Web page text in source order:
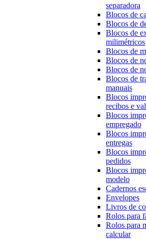
separadora
Blocos de
Blocos de
Blocos de
milimétricos
Blocos de
Blocos de
Blocos de
Blocos de
manuais
Blocos
recibos e
Blocos
empregado
Blocos
entregas
Blocos
pedidos
Blocos
modelo
Cadernos
Envelopes
Livros de
Rolos para
Rolos para
calcular